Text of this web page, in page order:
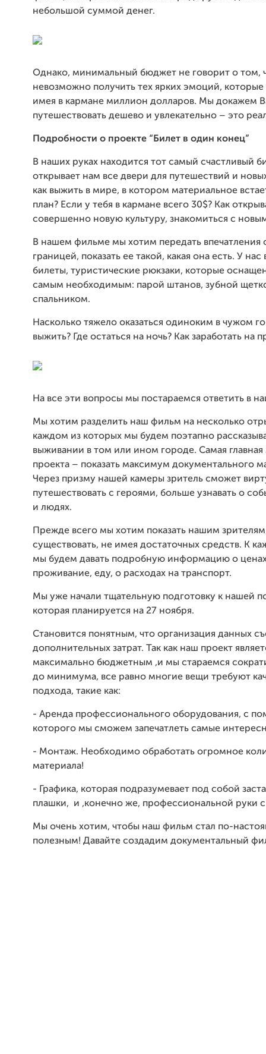
небольшой суммой денег.
Однако, минимальный бюджет не говорит о том,
невозможно получить тех ярких эмоций,
имея в кармане миллион долларов. Мы докажем
путешествовать дешево и увлекательно – это
Подробности о проекте “Билет в один конец”
В наших руках находится тот самый счастливый
открывает нам все двери для путешествий и
как выжить в мире, в котором материальное
план? Если у тебя в кармане всего 30$? Как
совершенно новую культуру, знакомиться с
В нашем фильме мы хотим передать впечатления
границей, показать ее такой, какая она есть. У нас
билеты, туристические рюкзаки, которые
самым необходимым: парой штанов, зубной
спальником.
Насколько тяжело оказаться одиноким в чужом
выжить? Где остаться на ночь? Как заработать на
На все эти вопросы мы постараемся ответить в
Мы хотим разделить наш фильм на несколько
каждом из которых мы будем поэтапно
выживании в том или ином городе. Самая главная
проекта – показать максимум документального
Через призму нашей камеры зритель сможет
путешествовать с героями, больше узнавать о
и людях.
Прежде всего мы хотим показать нашим
существовать, не имея достаточных средств. К
мы будем давать подробную информацию о
проживание, еду, о расходах на транспорт.
Мы уже начали тщательную подготовку к нашей
которая планируется на 27 ноября.
Становится понятным, что организация данных
дополнительных затрат. Так как наш проект
максимально бюджетным ,и мы стараемся
до минимума, все равно многие вещи требуют
подхода, такие как:
- Аренда профессионального оборудования, с
которого мы сможем запечатлеть самые
- Монтаж. Необходимо обработать огромное
материала!
- Графика, которая подразумевает под собой
плашки, и ,конечно же, профессиональной руки
Мы очень хотим, чтобы наш фильм стал по-
полезным! Давайте создадим документальный